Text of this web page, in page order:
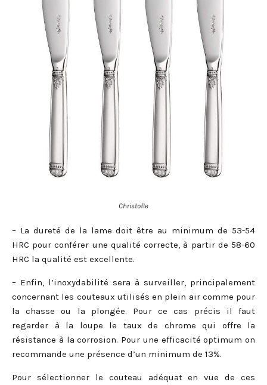
Christofle
– La dureté de la lame doit être au minimum de 53-54
HRC pour conférer une qualité correcte, à partir de 58-60
HRC la qualité est excellente.
– Enfin, l’inoxydabilité sera à surveiller, principalement
concernant les couteaux utilisés en plein air comme pour
la chasse ou la plongée. Pour ce cas précis il faut
regarder à la loupe le taux de chrome qui offre la
résistance à la corrosion. Pour une efficacité optimum on
recommande une présence d’un minimum de 13%.
Pour sélectionner le couteau adéquat en vue de ces